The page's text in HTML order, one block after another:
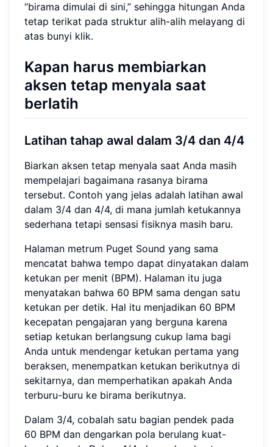
“birama dimulai di sini,” sehingga hitungan Anda
tetap terikat pada struktur alih-alih melayang di
atas bunyi klik.
Kapan harus membiarkan
aksen tetap menyala saat
berlatih
Latihan tahap awal dalam 3/4 dan 4/4
Biarkan aksen tetap menyala saat Anda masih
mempelajari bagaimana rasanya birama
tersebut. Contoh yang jelas adalah latihan awal
dalam 3/4 dan 4/4, di mana jumlah ketukannya
sederhana tetapi sensasi fisiknya masih baru.
Halaman metrum Puget Sound yang sama
mencatat bahwa tempo dapat dinyatakan dalam
ketukan per menit (BPM). Halaman itu juga
menyatakan bahwa 60 BPM sama dengan satu
ketukan per detik. Hal itu menjadikan 60 BPM
kecepatan pengajaran yang berguna karena
setiap ketukan berlangsung cukup lama bagi
Anda untuk mendengar ketukan pertama yang
beraksen, menempatkan ketukan berikutnya di
sekitarnya, dan memperhatikan apakah Anda
terburu-buru ke birama berikutnya.
Dalam 3/4, cobalah satu bagian pendek pada
60 BPM dan dengarkan pola berulang kuat-